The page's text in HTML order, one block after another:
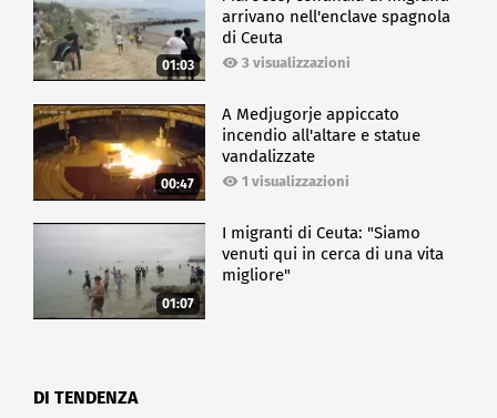
01:03
arrivano nell'enclave spagnola
di Ceuta
3 visualizzazioni
00:47
A Medjugorje appiccato
incendio all'altare e statue
vandalizzate
1 visualizzazioni
01:07
I migranti di Ceuta: "Siamo
venuti qui in cerca di una vita
migliore"
DI TENDENZA